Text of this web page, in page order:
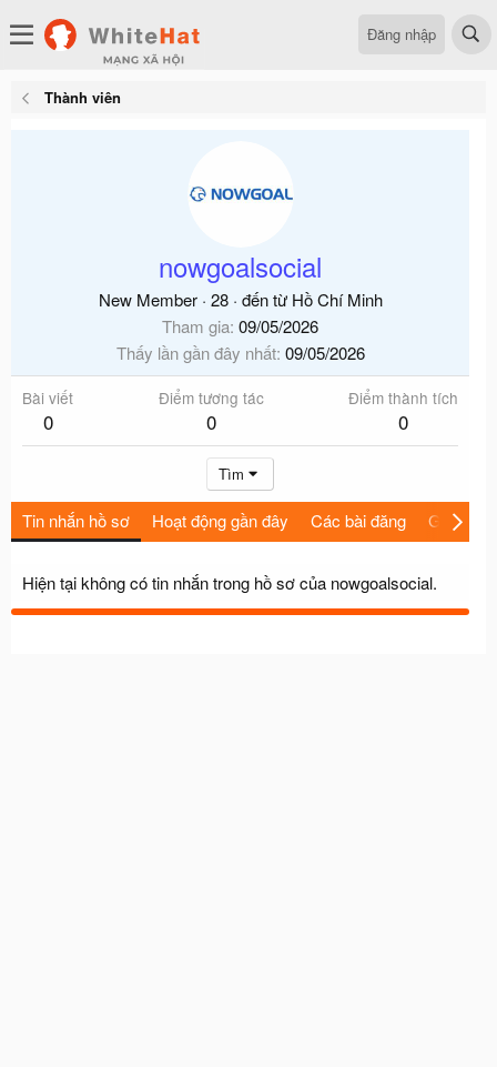
Đăng nhập
Thành viên
nowgoalsocial
New Member · 28 · đến từ Hồ Chí Minh
Tham gia 09/05/2026
Thấy lần gần đây nhất 09/05/2026
Bài viết
0
Điểm tương tác
0
Điểm thành tích
0
Tìm
Tin nhắn hồ sơ Hoạt động gần đây Các bài đăng Giới thiệu
Hiện tại không có tin nhắn trong hồ sơ của nowgoalsocial.